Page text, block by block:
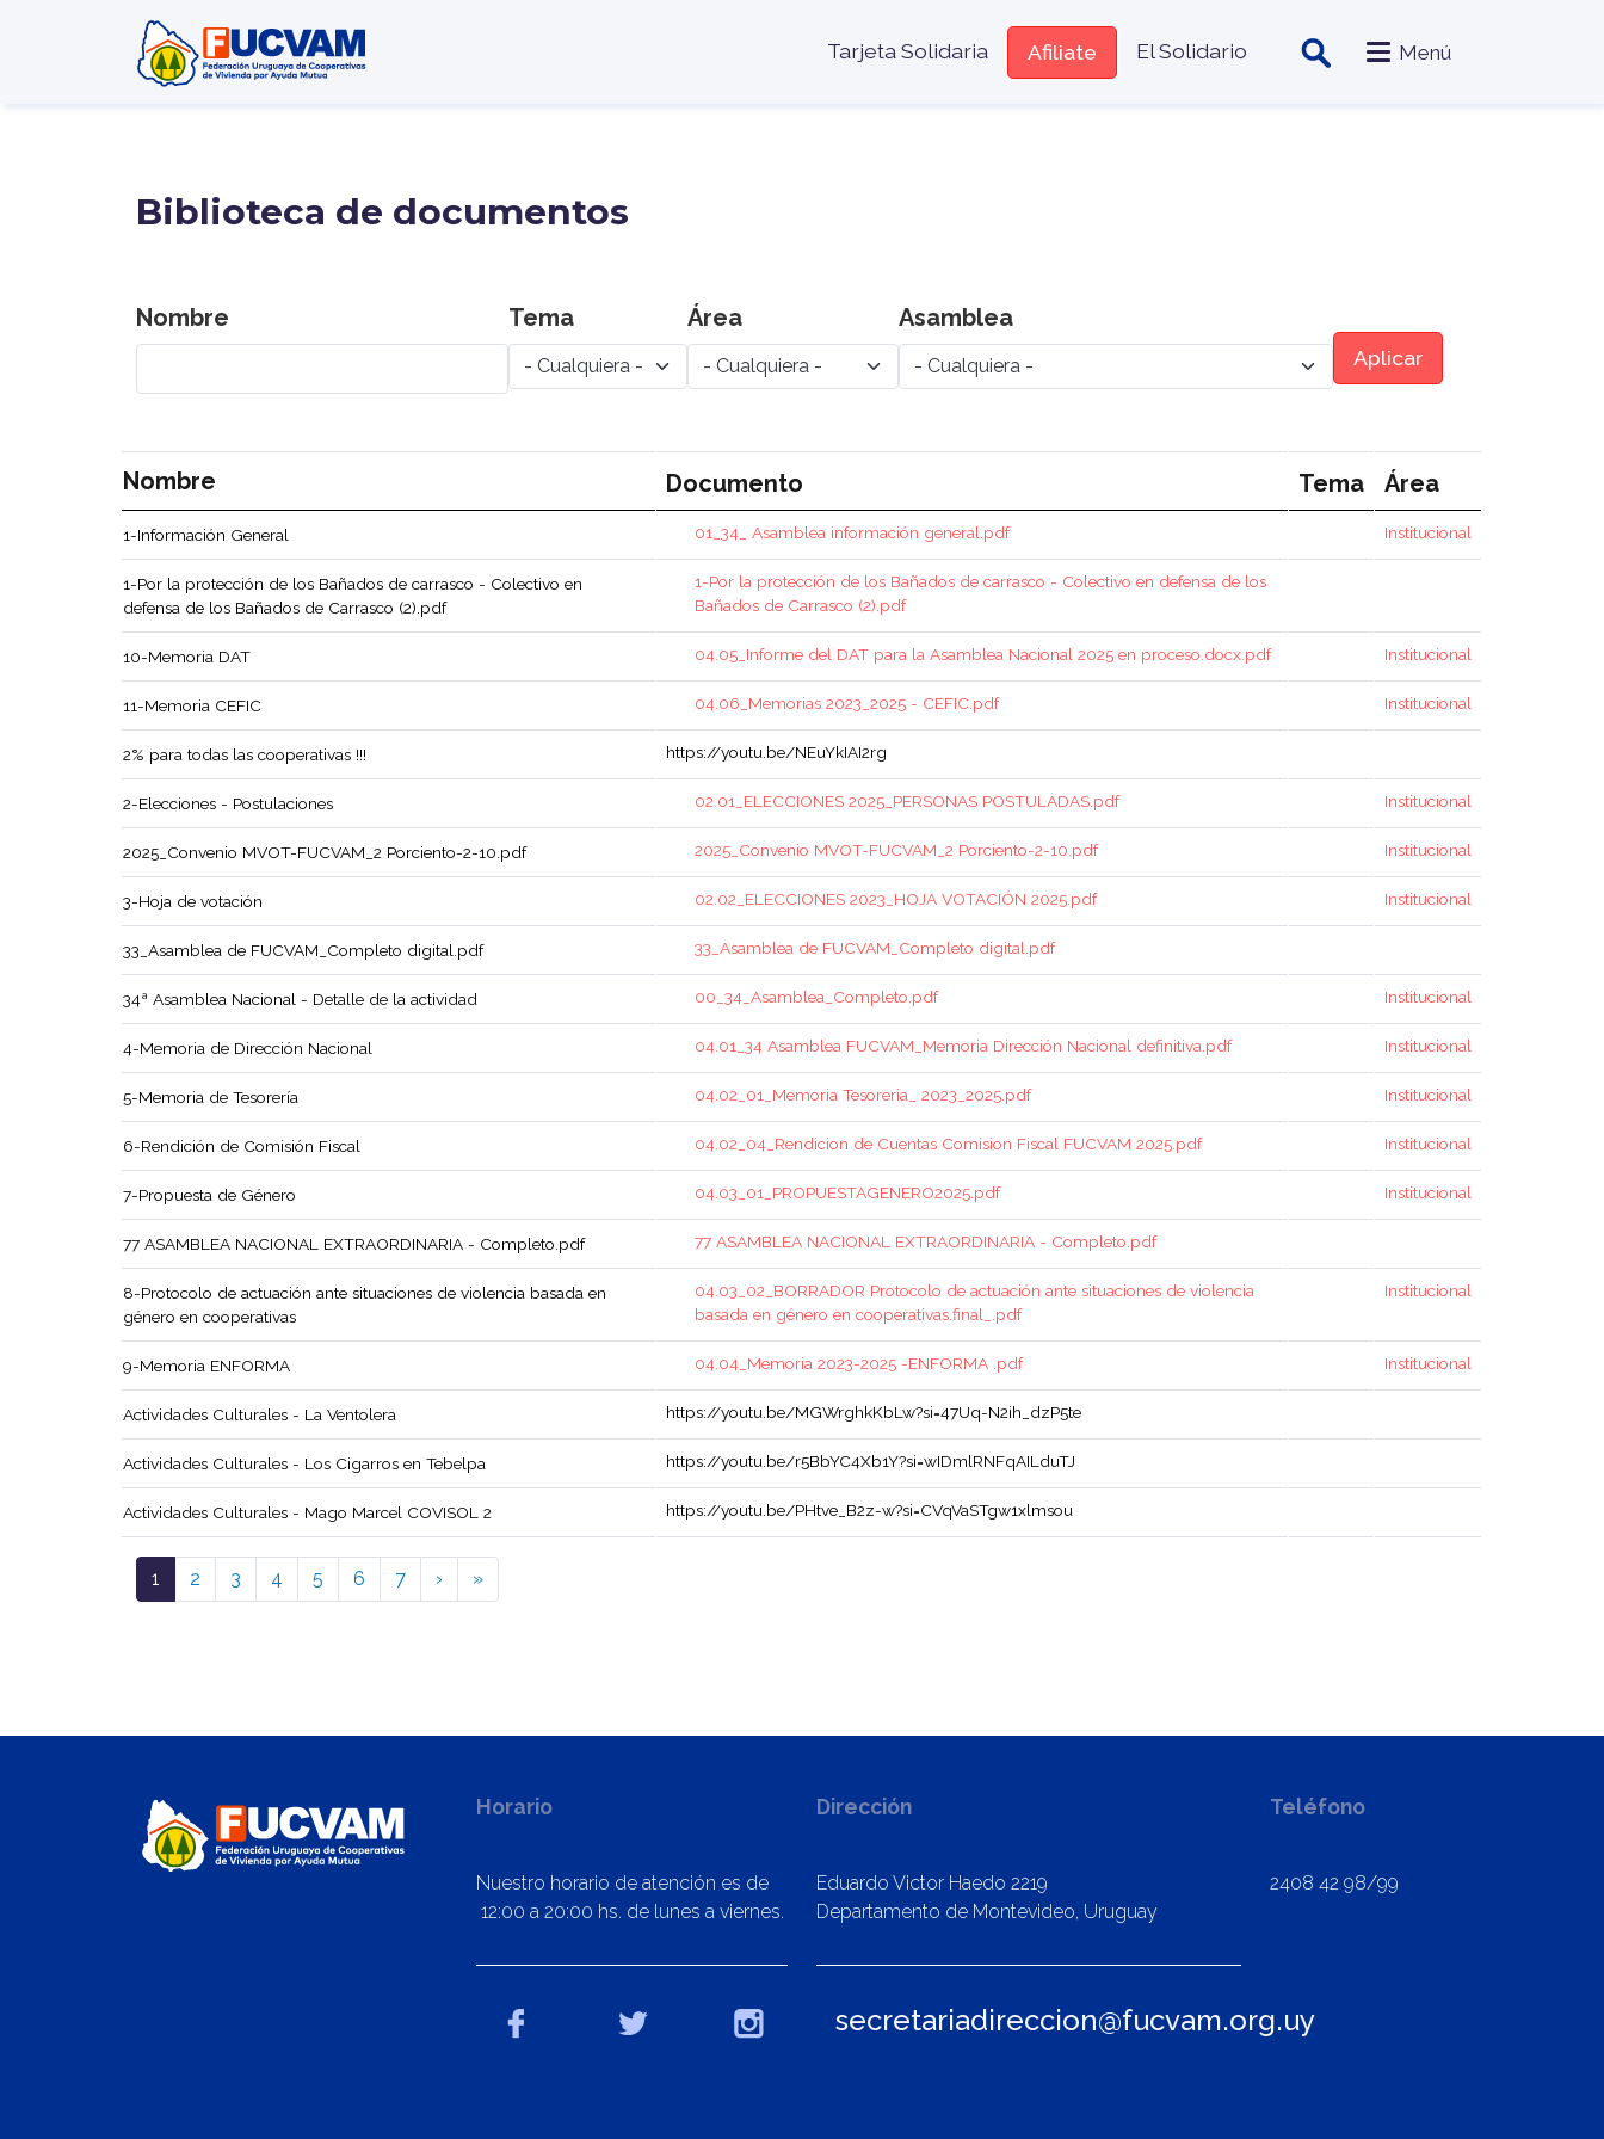
Menú encabezado
Tarjeta Solidaria Afiliate El Solidario Menú
Biblioteca de documentos
Nombre Tema Área Asamblea
Aplicar
Nombre Documento Tema Área
1-Información General 01_34_ Asamblea información general.pdf Institucional
1-Por la protección de los Bañados de carrasco - Colectivo en
defensa de los Bañados de Carrasco (2).pdf
1-Por la protección de los Bañados de carrasco - Colectivo en defensa de los
Bañados de Carrasco (2).pdf
10-Memoria DAT 04.05_Informe del DAT para la Asamblea Nacional 2025 en proceso.docx.pdf Institucional
11-Memoria CEFIC 04.06_Memorias 2023_2025 - CEFIC.pdf Institucional
2% para todas las cooperativas !!! https://youtu.be/NEuYkIAI2rg
2-Elecciones - Postulaciones 02.01_ELECCIONES 2025_PERSONAS POSTULADAS.pdf Institucional
2025_Convenio MVOT-FUCVAM_2 Porciento-2-10.pdf 2025_Convenio MVOT-FUCVAM_2 Porciento-2-10.pdf Institucional
3-Hoja de votación 02.02_ELECCIONES 2023_HOJA VOTACIÓN 2025.pdf Institucional
33_Asamblea de FUCVAM_Completo digital.pdf 33_Asamblea de FUCVAM_Completo digital.pdf
34ª Asamblea Nacional - Detalle de la actividad 00_34_Asamblea_Completo.pdf Institucional
4-Memoria de Dirección Nacional 04.01_34 Asamblea FUCVAM_Memoria Dirección Nacional definitiva.pdf Institucional
5-Memoria de Tesorería 04.02_01_Memoria Tesoreria_ 2023_2025.pdf Institucional
6-Rendición de Comisión Fiscal 04.02_04_Rendicion de Cuentas Comision Fiscal FUCVAM 2025.pdf Institucional
7-Propuesta de Género 04.03_01_PROPUESTAGENERO2025.pdf Institucional
77 ASAMBLEA NACIONAL EXTRAORDINARIA - Completo.pdf 77 ASAMBLEA NACIONAL EXTRAORDINARIA - Completo.pdf
8-Protocolo de actuación ante situaciones de violencia basada en
género en cooperativas
04.03_02_BORRADOR Protocolo de actuación ante situaciones de violencia
basada en género en cooperativas.final_.pdf
Institucional
9-Memoria ENFORMA 04.04_Memoria 2023-2025 -ENFORMA .pdf Institucional
Actividades Culturales - La Ventolera https://youtu.be/MGWrghkKbLw?si=47Uq-N2ih_dzP5te
Actividades Culturales - Los Cigarros en Tebelpa https://youtu.be/r5BbYC4Xb1Y?si=wIDmlRNFqAILduTJ
Actividades Culturales - Mago Marcel COVISOL 2 https://youtu.be/PHtve_B2z-w?si=CVqVaSTgw1xlmsou
Paginación
1 2 3 4 5 6 7 › Siguiente página
»Última página
Horario
Nuestro horario de atención es de
12:00 a 20:00 hs. de lunes a viernes.
Dirección
Eduardo Victor Haedo 2219
Departamento de Montevideo, Uruguay
secretariadireccion@fucvam.org.uy
Teléfono
2408 42 98/99